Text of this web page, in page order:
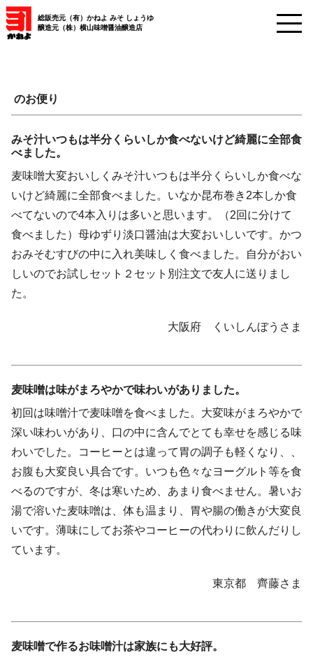
総販売元（有）かねよ みそ しょうゆ
醸造元（株）横山味噌醤油醸造店
のお便り
みそ汁いつもは半分くらいしか食べないけど綺麗に全部食
べました。
麦味噌大変おいしくみそ汁いつもは半分くらいしか食べな
いけど綺麗に全部食べました。いなか昆布巻き2本しか食
べてないので4本入りは多いと思います。（2回に分けて
食べました）母ゆずり淡口醤油は大変おいしいです。かつ
おみそむすびの中に入れ美味しく食べました。自分がおい
しいのでお試しセット２セット別注文で友人に送りまし
た。
大阪府 くいしんぼうさま
麦味噌は味がまろやかで味わいがありました。
初回は味噌汁で麦味噌を食べました。大変味がまろやかで
深い味わいがあり、口の中に含んでとても幸せを感じる味
わいでした。コーヒーとは違って胃の調子も軽くなり、、
お腹も大変良い具合です。いつも色々なヨーグルト等を食
べるのですが、冬は寒いため、あまり食べません。暑いお
湯で溶いた麦味噌は、体も温まり、胃や腸の働きが大変良
いです。薄味にしてお茶やコーヒーの代わりに飲んだりし
ています。
東京都 齊藤さま
麦味噌で作るお味噌汁は家族にも大好評。